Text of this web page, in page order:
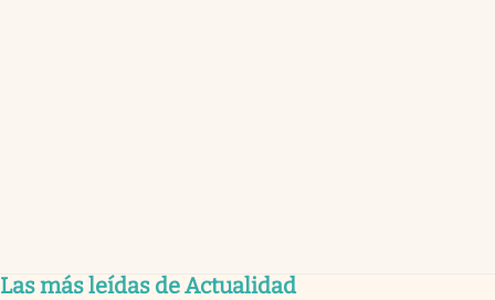
Las más leídas de Actualidad